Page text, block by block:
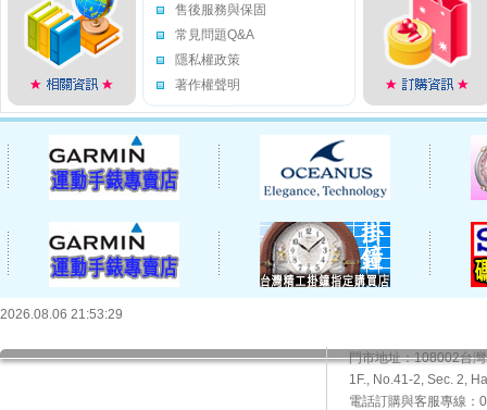
售後服務與保固
常見問題Q&A
隱私權政策
著作權聲明
2026.08.06 21:53:29
門市地址：108002台
1F., No.41-2, Sec. 2,
電話訂購與客服專線